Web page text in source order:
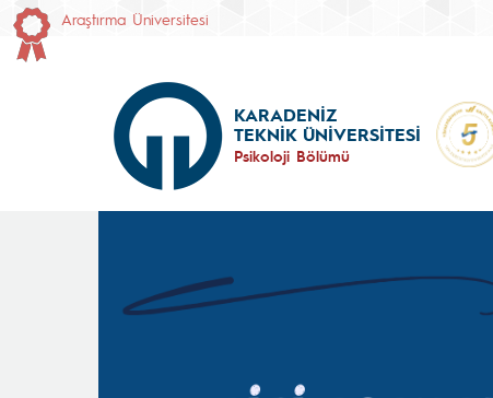
Araştırma Üniversitesi
KARADENİZ
TEKNİK ÜNİVERSİTESİ
Psikoloji Bölümü